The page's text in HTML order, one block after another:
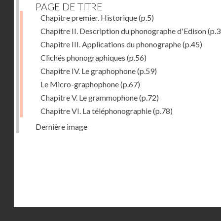
PAGE DE TITRE
Chapitre premier. Historique(p.5)
Chapitre II. Description du phonographe d'Edison
Chapitre III. Applications du phonographe(p.45)
Clichés phonographiques (p.56)
Chapitre IV. Le graphophone(p.59)
Le Micro-graphophone(p.67)
Chapitre V. Le grammophone(p.72)
Chapitre VI. La téléphonographie(p.78)
Dernière image